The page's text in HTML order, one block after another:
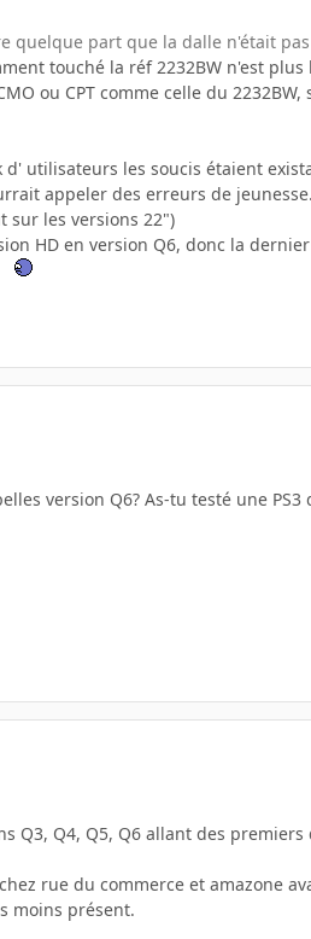
quelque part que la dalle n'était
touché la réf 2232BW n'est plus
ou CPT comme celle du
utilisateurs les soucis étaient
appeler des erreurs de
sur les versions 22")
HD en version Q6, donc la
version Q6? As-tu testé une
Q3, Q4, Q5, Q6 allant des
rue du commerce et amazone
moins présent.